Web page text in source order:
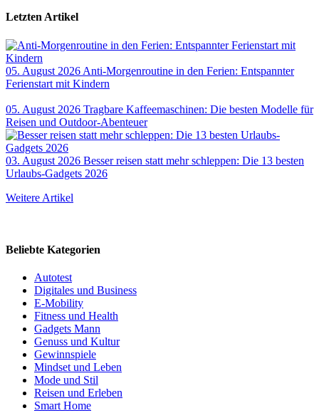
Letzten Artikel
05. August 2026 Anti-Morgenroutine in den Ferien: Entspannter
Ferienstart mit Kindern
05. August 2026 Tragbare Kaffeemaschinen: Die besten Modelle für
Reisen und Outdoor-Abenteuer
03. August 2026 Besser reisen statt mehr schleppen: Die 13 besten
Urlaubs-Gadgets 2026
Weitere Artikel
Beliebte Kategorien
Autotest
Digitales und Business
E-Mobility
Fitness und Health
Gadgets Mann
Genuss und Kultur
Gewinnspiele
Mindset und Leben
Mode und Stil
Reisen und Erleben
Smart Home